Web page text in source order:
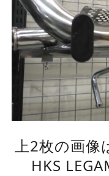
上2枚の画像
HKS